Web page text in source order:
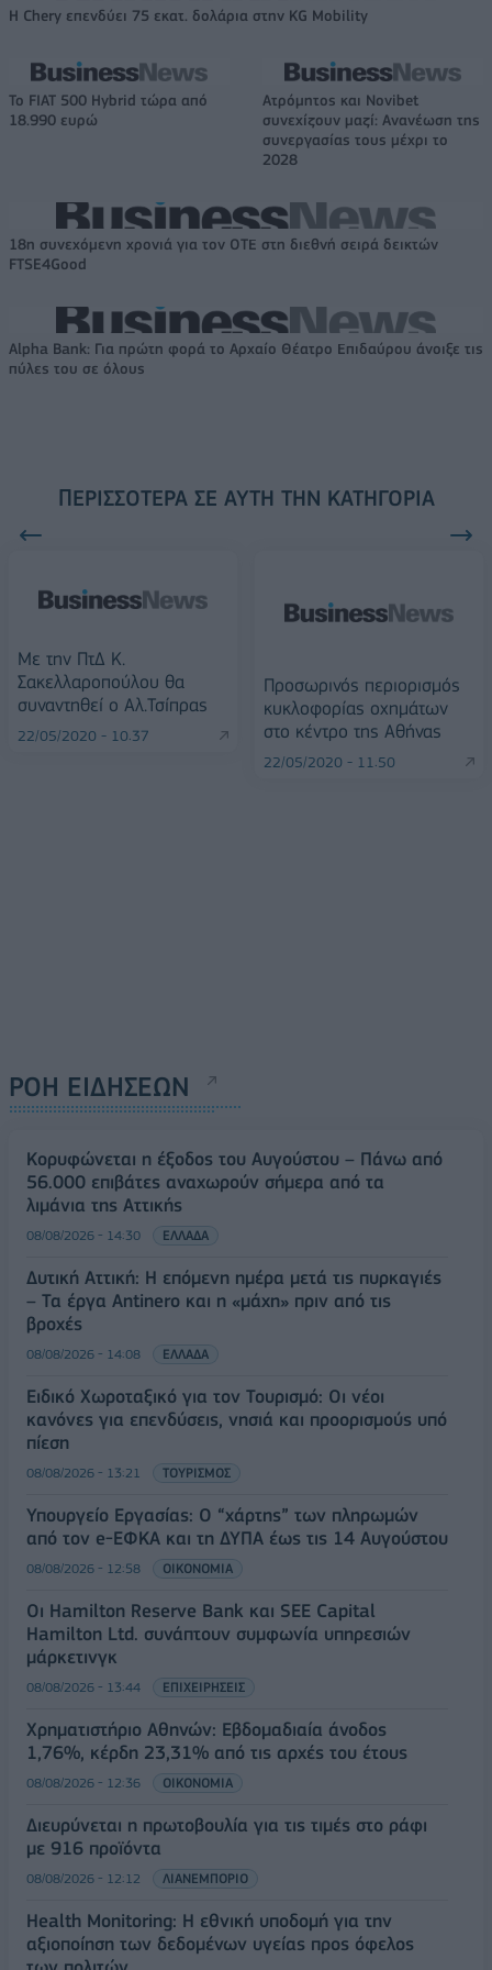
Η Chery επενδύει 75 εκατ. δολάρια στην KG Mobility
Το FIAT 500 Hybrid τώρα από
18.990 ευρώ
Ατρόμητος και Novibet
συνεχίζουν μαζί: Ανανέωση της
συνεργασίας τους μέχρι το
2028
18η συνεχόμενη χρονιά για τον ΟΤΕ στη διεθνή σειρά δεικτών
FTSE4Good
Alpha Bank: Για πρώτη φορά το Αρχαίο Θέατρο Επιδαύρου άνοιξε τις
πύλες του σε όλους
ΠΕΡΙΣΣΌΤΕΡΑ ΣΕ ΑΥΤΉ ΤΗΝ ΚΑΤΗΓΟΡΊΑ
Με την ΠτΔ Κ.
Σακελλαροπούλου θα
συναντηθεί ο Αλ.Τσίπρας
22/05/2020 - 10:37
Προσωρινός περιορισμός
κυκλοφορίας οχημάτων
στο κέντρο της Αθήνας
22/05/2020 - 11:50
ΡΟΗ ΕΙΔΗΣΕΩΝ
Κορυφώνεται η έξοδος του Αυγούστου – Πάνω από
56.000 επιβάτες αναχωρούν σήμερα από τα
λιμάνια της Αττικής
08/08/2026 - 14:30 ΕΛΛΑΔΑ
Δυτική Αττική: Η επόμενη ημέρα μετά τις πυρκαγιές
– Τα έργα Antinero και η «μάχη» πριν από τις
βροχές
08/08/2026 - 14:08 ΕΛΛΑΔΑ
Ειδικό Χωροταξικό για τον Τουρισμό: Οι νέοι
κανόνες για επενδύσεις, νησιά και προορισμούς υπό
πίεση
08/08/2026 - 13:21 ΤΟΥΡΙΣΜΟΣ
Υπουργείο Εργασίας: Ο “χάρτης” των πληρωμών
από τον e-ΕΦΚΑ και τη ΔΥΠΑ έως τις 14 Αυγούστου
08/08/2026 - 12:58 ΟΙΚΟΝΟΜΙΑ
Οι Hamilton Reserve Bank και SEE Capital
Hamilton Ltd. συνάπτουν συμφωνία υπηρεσιών
μάρκετινγκ
08/08/2026 - 13:44 ΕΠΙΧΕΙΡΗΣΕΙΣ
Χρηματιστήριο Αθηνών: Εβδομαδιαία άνοδος
1,76%, κέρδη 23,31% από τις αρχές του έτους
08/08/2026 - 12:36 ΟΙΚΟΝΟΜΙΑ
Διευρύνεται η πρωτοβουλία για τις τιμές στο ράφι
με 916 προϊόντα
08/08/2026 - 12:12 ΛΙΑΝΕΜΠΟΡΙΟ
Health Monitoring: Η εθνική υποδομή για την
αξιοποίηση των δεδομένων υγείας προς όφελος